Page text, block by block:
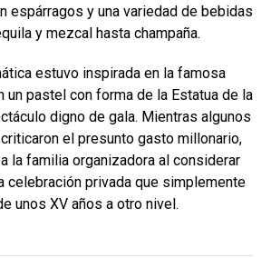
espárragos y una variedad de bebidas
y mezcal hasta champaña.
estuvo inspirada en la famosa
un pastel con forma de la Estatua de la
digno de gala. Mientras algunos
el presunto gasto millonario,
la familia organizadora al considerar
celebración privada que simplemente
unos XV años a otro nivel.